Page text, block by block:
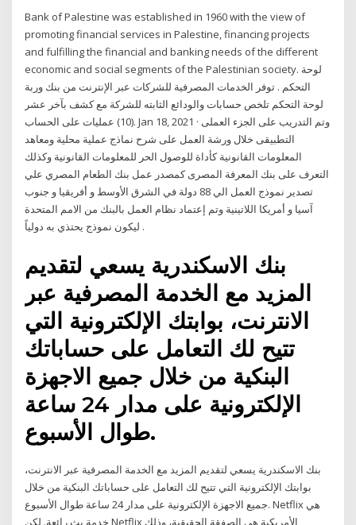
Bank of Palestine was established in 1960 with the view of
promoting financial services in Palestine, financing projects
and fulfilling the financial and banking needs of the different
economic and social segments of the Palestinian society. لوحة
التحكم . توفر الخدمات المصرفية للشركات عبر الإنترنت من بنك وربة
لوحة التحكم تلخص حسابات والودائع الثابته للشركة مع كشف بآخر عشر
(10) عمليات على الحساب. Jan 18, 2021 · وتم التدريب على الجزء العملى
التطبيقى خلال ورشة العمل على شرح نماذج عملية محلية ومعاهد
المعلومات القانونية كأداة للوصول الحر للمعلومات القانونية وكذلك
التعرف على بنك المعرفة المصرى كمصدر عمل بنك الطعام المصري علي
تصدير نموذج العمل الي 88 دولة في الشرق الأوسط و أفريقيا و جنوب
آسيا و أمريكا اللاتينية وتم إعتماد نظام العمل بالبنك من الامم المتحدة
ليكون نموذج يحتذي به دولياً .
بنك الاسكندرية يسعي لتقديم
المزيد مع الخدمة المصرفية عبر
الانترنت، بوابتك الإلكترونية التي
تتيح لك التعامل على حساباتك
البنكية من خلال جميع الاجهزة
الإلكترونية على مدار 24 ساعة
طوال الأسبوع.
بنك الاسكندرية يسعي لتقديم المزيد مع الخدمة المصرفية عبر الانترنت،
بوابتك الإلكترونية التي تتيح لك التعامل على حساباتك البنكية من خلال
جميع الاجهزة الإلكترونية على مدار 24 ساعة طوال الأسبوع. Netflix هي
خدمة بث رائعة. لكن Netflix الأمريكية هي الصفقة الحقيقية، وذلك